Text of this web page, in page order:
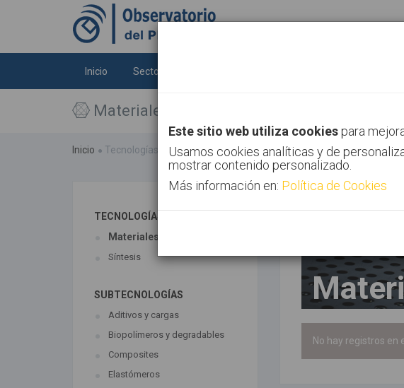
Inicio Sectores Canal
Materiales
Inicio Tecnologías Materiales
Este sitio web utiliza cookies para
Usamos cookies analíticas y de
mostrar contenido personalizado.
Más información en: Política de Cookies
TECNOLOGÍAS ASOCIADAS
Materiales
Síntesis
SUBTECNOLOGÍAS
Aditivos y cargas
Biopolímeros y degradables
Composites
Elastómeros
No hay registros en